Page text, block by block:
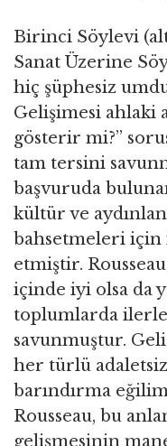
Birinci Söylevi
Sanat Üzerine
hiç şüphesiz
Gelişimesi ahlaki
gösterir mi?”
tam tersini
başvuruda
kültür ve
bahsetmeleri için
etmiştir.
içinde iyi olsa da
toplumlarda
savunmuştur.
her türlü
barındırma
Rousseau, bu
gelişmesinin